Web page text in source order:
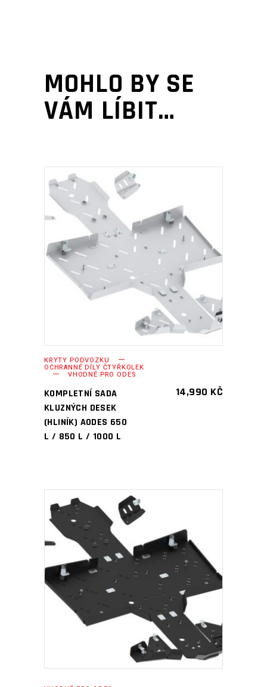
MOHLO BY SE
VÁM LÍBIT…
PŘIDAT DO KOŠÍKU
KRYTY PODVOZKU
OCHRANNÉ DÍLY ČTYŘKOLEK
VHODNÉ PRO ODES
KOMPLETNÍ SADA
KLUZNÝCH DESEK
(HLINÍK) AODES 650
L / 850 L / 1000 L
14,990 KČ
PŘIDAT DO KOŠÍKU